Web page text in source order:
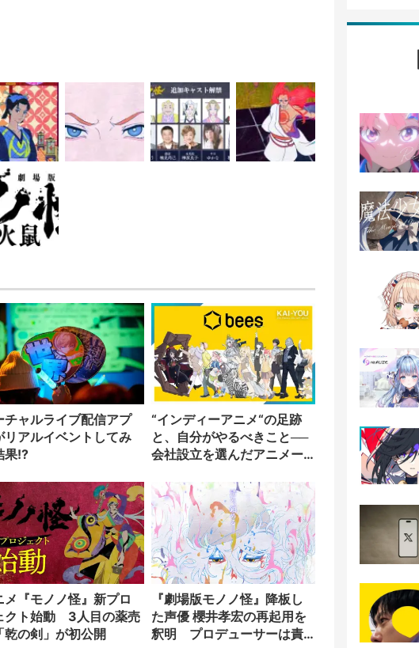
チャルライブ配信アプ
リアルイベントしてみ
果!?
“インディーアニメ“の足跡
と、自分がやるべきこと──
会社設立を選んだアニメー
メ『モノノ怪』新プロ
クト始動 3人目の薬売
乾の剣」が初公開
『劇場版モノノ怪』降板し
た声優 櫻井孝宏の再起用を
釈明 プロデューサーは責